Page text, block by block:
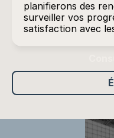
planifierons des
surveiller vos
satisfaction avec